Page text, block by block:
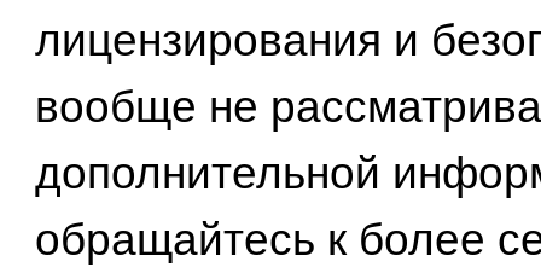
лицензирования и
вообще не
дополнительной
обращайтесь к более